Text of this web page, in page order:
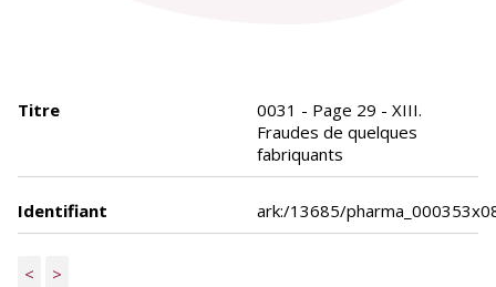
Titre
0031 - Page 29 - XIII.
Fraudes de quelques
fabriquants
Identifiant ark:/13685/
< >